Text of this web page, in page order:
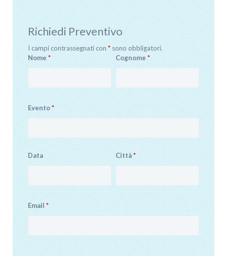
Richiedi Preventivo
I campi contrassegnati con * sono obbligatori.
Nome * Cognome*
Evento*
Data Città*
Email *